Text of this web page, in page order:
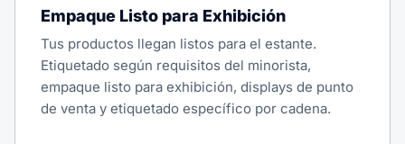
Empaque Listo para Exhibición
Tus productos llegan listos para el estante.
Etiquetado según requisitos del minorista,
empaque listo para exhibición, displays de punto
de venta y etiquetado específico por cadena.